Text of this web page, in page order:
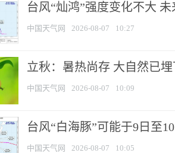
台风“灿鸿”强度变化不大
中国天气网 2026-08-07 10:27
立秋：暑热尚存 大自然已
中国天气网 2026-08-07 10:09
台风“白海豚”可能于9日至
中国天气网 2026-08-07 10:05